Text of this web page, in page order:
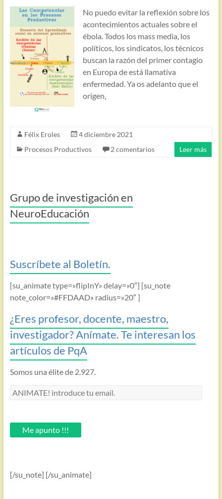
No puedo evitar la reflexión sobre los
acontecimientos actuales sobre el
ébola. Todos los mass media, los
políticos, los sindicatos, los técnicos
buscan la razón del primer contagio
en Europa de está llamativa
enfermedad. Ya os adelanto que el
origen,
Félix Eroles
4 diciembre 2021
Procesos Productivos
2 comentarios Leer más
Grupo de investigación en
NeuroEducación
Suscríbete al Boletín.
[su_animate type=»flipInY» delay=»0″] [su_note
note_color=»#FFDAAD» radius=»20″ ]
¿Eres profesor, docente, maestro,
investigador? Anímate. Te interesan los
artículos de PqA
Somos una élite de 2.927.
ANIMATE!
email.Me apunto !!!
[/su_note] [/su_animate]